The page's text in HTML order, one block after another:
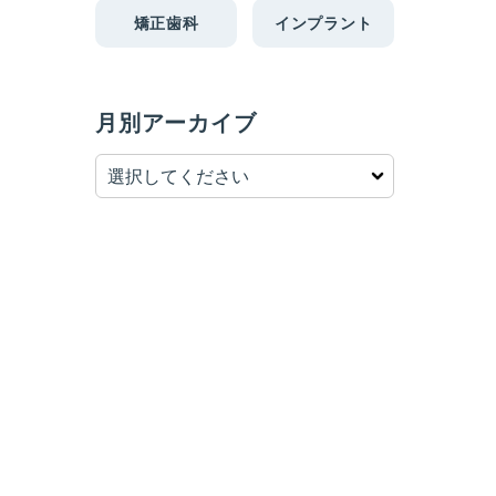
矯正歯科 インプラント
月別アーカイブ